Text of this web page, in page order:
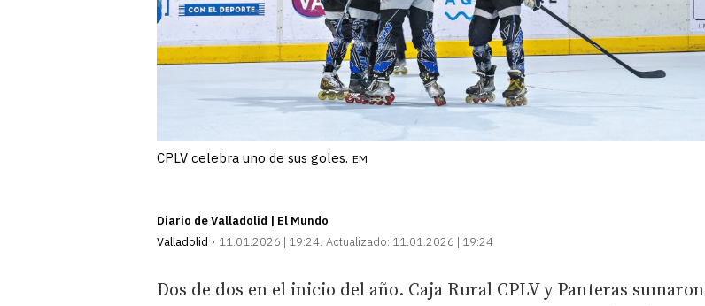
CPLV celebra uno de sus goles. EM
Diario de Valladolid | El Mundo
Valladolid
11.01.2026 | 19:24 Actualizado: 11.01.2026 | 19:24
Dos de dos en el inicio del año. Caja Rural CPLV y Panteras sumaron